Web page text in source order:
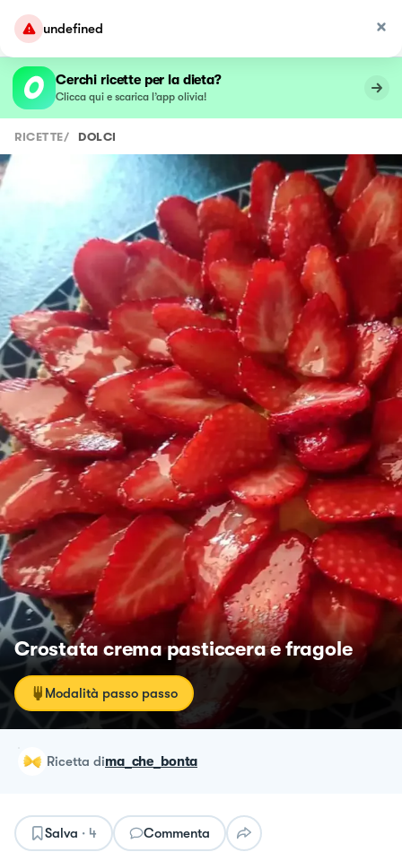
undefined
Cerchi ricette per la dieta?
Clicca qui e scarica l’app olivia!
RICETTE/ DOLCI
Crostata crema pasticcera e fragole
Modalità passo passo
ricetta dima_che_bonta
Salva · 4 Commenta